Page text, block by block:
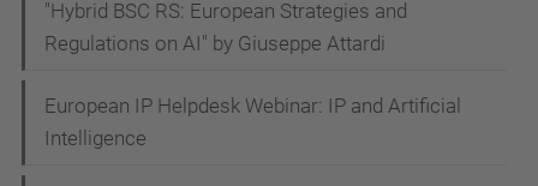
"Hybrid BSC RS: European Strategies and
Regulations on AI" by Giuseppe Attardi
European IP Helpdesk Webinar: IP and Artificial
Intelligence